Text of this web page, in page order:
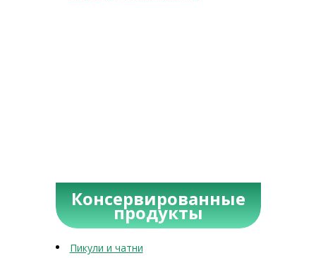
Консервированные
продукты
Пикули и чатни